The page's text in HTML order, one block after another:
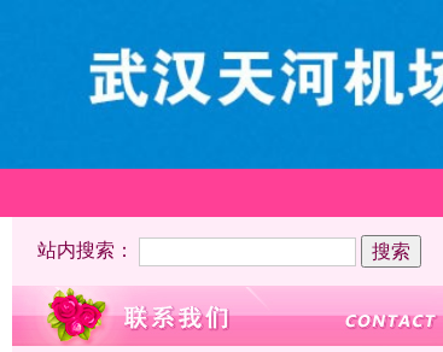
站内搜索：